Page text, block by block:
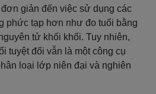
giản đến việc sử dụng các
phức tạp hơn như đo tuổi bằng
tử khối khối. Tuy nhiên,
tuyệt đối vẫn là một công cụ
loại lớp niên đại và nghiên